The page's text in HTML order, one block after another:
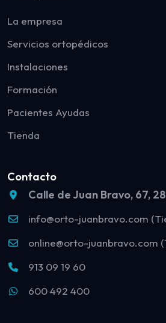
La empresa
Servicios ortopédicos
Instalaciones
Formación
Pacientes Ayudas
Tienda
Contacto
Calle de Juan Bravo, 67,
info@orto-juanbravo.com
online@orto-juanbravo.com
913 09 19 60
600 492 400